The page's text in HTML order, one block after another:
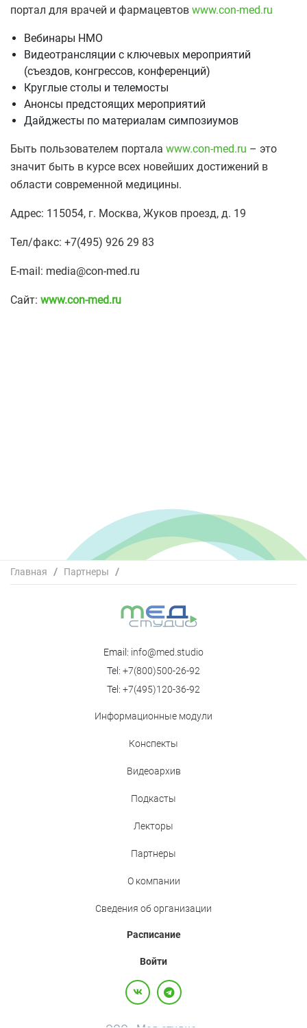
портал для врачей и фармацевтов www.con-med.ru
Вебинары НМО
Видеотрансляции с ключевых мероприятий
(съездов, конгрессов, конференций)
Круглые столы и телемосты
Анонсы предстоящих мероприятий
Дайджесты по материалам симпозиумов
Быть пользователем портала www.con-med.ru – это
значит быть в курсе всех новейших достижений в
области современной медицины.
Адрес: 115054, г. Москва, Жуков проезд, д. 19
Тел/факс: +7(495) 926 29 83
E-mail: media@con-med.ru
Сайт: www.con-med.ru
Главная / Партнеры
/
ООО «Медицинское Маркетинговое Агентство
Email: info@med.studio
Tel: +7(800)500-26-92
Tel: +7(495)120-36-92
Информационные модули
Конспекты
Видеоархив
Подкасты
Лекторы
Партнеры
О компании
Сведения об организации
Расписание
Войти